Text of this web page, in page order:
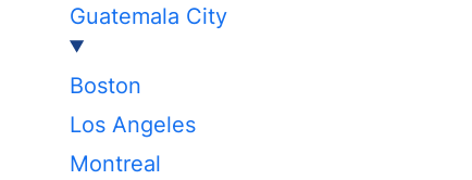
Guatemala City
Boston
Los Angeles
Montreal